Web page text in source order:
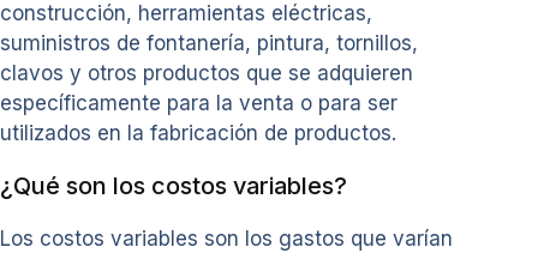
construcción, herramientas eléctricas,
suministros de fontanería, pintura, tornillos,
clavos y otros productos que se adquieren
específicamente para la venta o para ser
utilizados en la fabricación de productos.
¿Qué son los costos variables?
Los costos variables son los gastos que varían